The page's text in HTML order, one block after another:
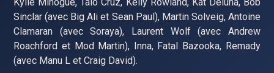
Sinclar (avec Big Ali et Sean Paul), Martin Solveig, Antoine
Clamaran (avec Soraya), Laurent Wolf (avec Andrew
Roachford et Mod Martin), Inna, Fatal Bazooka, Remady
(avec Manu L et Craig David).